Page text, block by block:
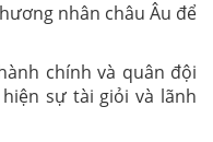
nhân châu Âu để
chính và quân đội
sự tài giỏi và lãnh